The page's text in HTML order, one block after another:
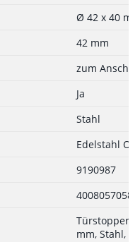
Ø 42 x 40
42 mm
zum
Ja
Stahl
Edelstahl
9190987
Türstopper
mm, Stahl,